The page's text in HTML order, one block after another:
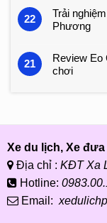
22
Trải
Phương
21
Review Eo
chơi
Xe du lịch, Xe
Địa chỉ : KĐT Xa
Hotline:
Email: